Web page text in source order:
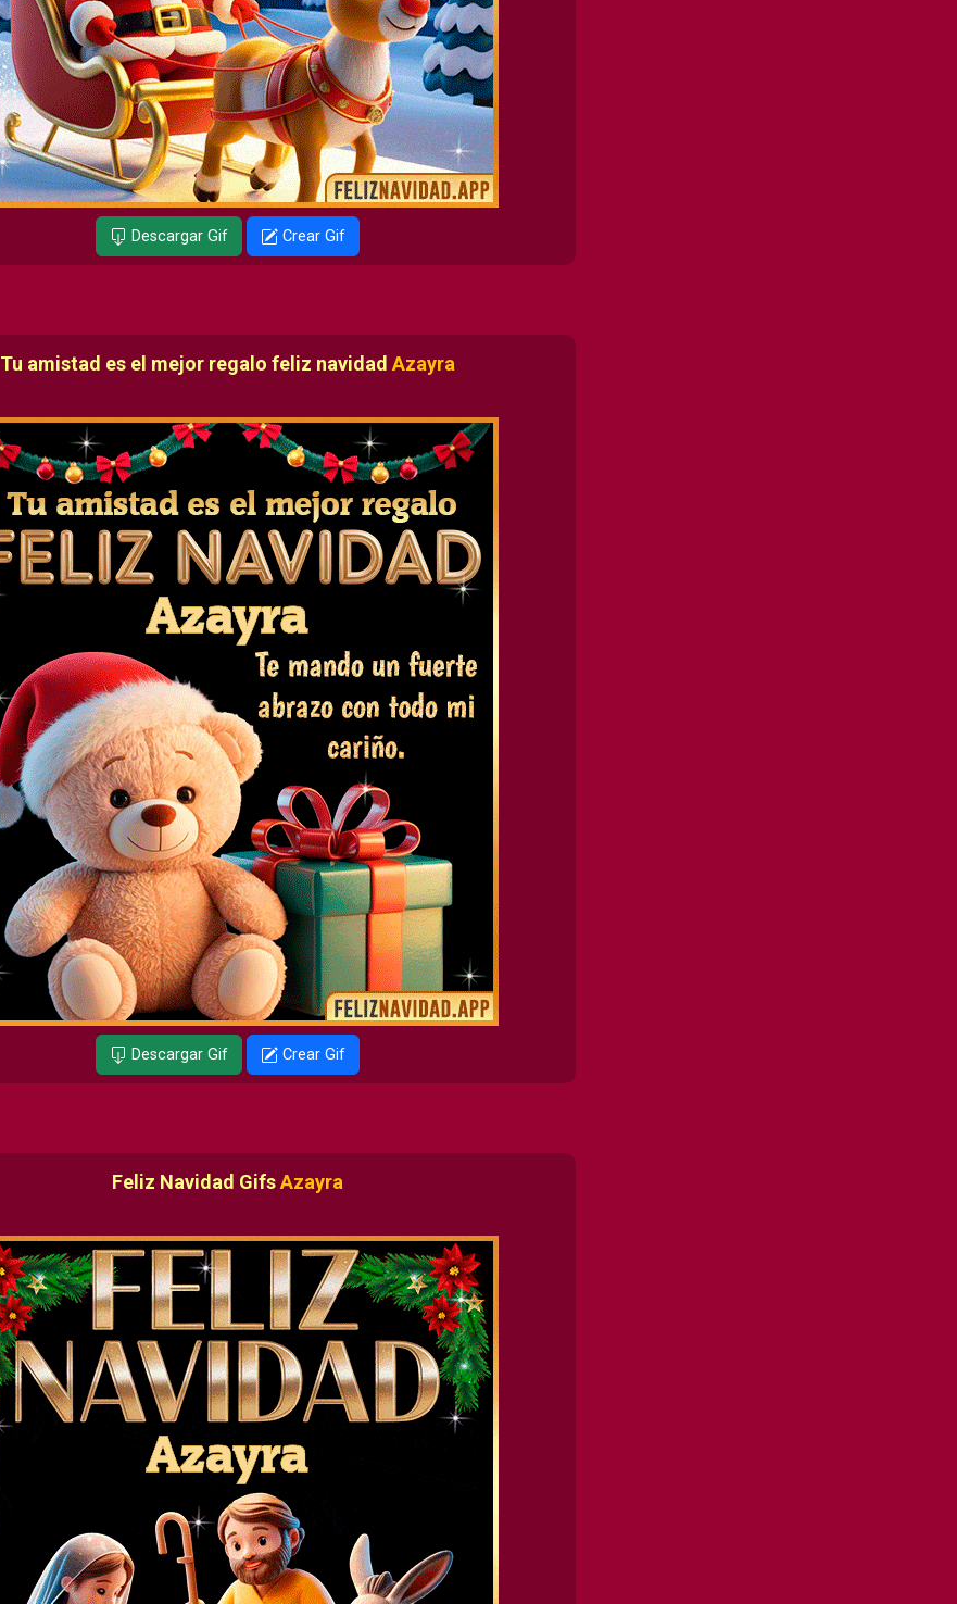
Descargar Gif Crear Gif
Tu amistad es el mejor regalo feliz navidad Azayra
Descargar Gif Crear Gif
Feliz Navidad GifsAzayra